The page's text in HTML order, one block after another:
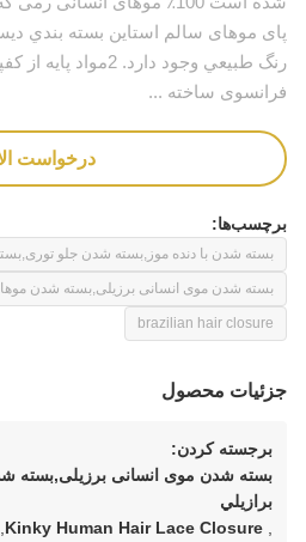
رنگ طبيعي وجود
فرانسوی ساخته ...
درخواست
برچسب‌ها:
بسته شدن با دنده موز,بسته شدن جلو
بسته شدن موی انسانی برزیلی,بسته شدن
brazilian hair closure
جزئیات محصول
برجسته کردن:
بسته شدن موی انسانی برزیلی,بسته
برازيلي
Kinky Human Hair Lace Closure